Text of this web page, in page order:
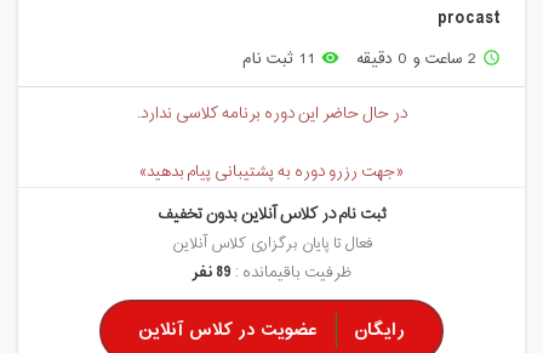
مقالات آنلاین آموزان
خرید سرویس کلاس آنلاین
پیشنهادهای ویژه
تخفیفهای مشارکتی
درباره ما
procast
access_time 2 ساعت و 0 دقیقه remove_red_eye 11 ثبت نام
در حال حاضر این دوره برنامه کلاسی ندارد.
«جهت رزرو دوره به پشتیبانی پیام بدهید»
ثبت نام در کلاس آنلاین بدون تخفیف
فعال تا پایان برگزاری کلاس آنلاین
ظرفیت باقیمانده : 89 نفر
رایگان عضویت در کلاس آنلاین